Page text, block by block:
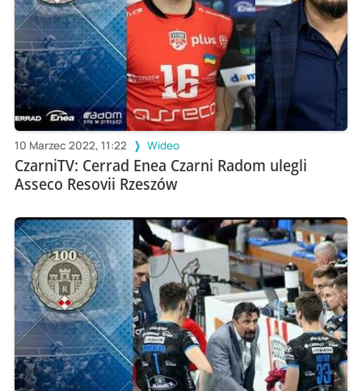
10 Marzec 2022, 11:22 Wideo
CzarniTV: Cerrad Enea Czarni Radom ulegli
Asseco Resovii Rzeszów